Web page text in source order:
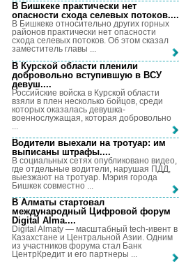
В Бишкеке практически нет
опасности схода селевых потоков....
В Бишкеке относительно других горных
районов практически нет опасности
схода селевых потоков. Об этом сказал
заместитель главы ...
В Курской области пленили
добровольно вступившую в ВСУ
девуш....
Российские войска в Курской области
взяли в плен несколько бойцов, среди
которых оказалась девушка-
военнослужащая, которая добровольно
Водители выехали на тротуар: им
выписаны штрафы....
В социальных сетях опубликовано видео,
где отдельные водители, нарушая ПДД,
выезжают на тротуар. Мэрия города
Бишкек совместно ...
В Алматы стартовал
международный Цифровой форум
Digital Alma....
Digital Almaty — масштабный tech-ивент в
Казахстане и Центральной Азии. Одним
из участников форума стал Банк
ЦентрКредит и его партнеры ...